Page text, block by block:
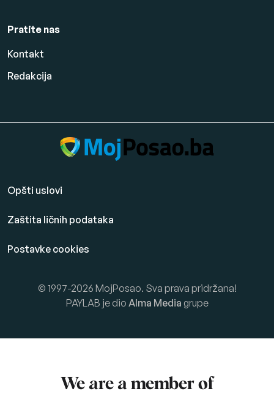
Pratite nas
Kontakt
Redakcija
Opšti uslovi
Zaštita ličnih podataka
Postavke cookies
© 1997-2026 MojPosao. Sva prava pridržana!
PAYLAB je dio Alma Media grupe
We are a member of